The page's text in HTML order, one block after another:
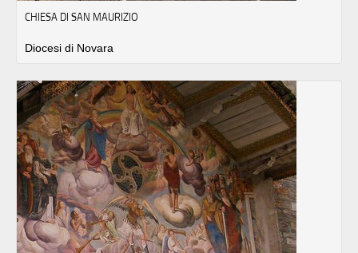
CHIESA DI SAN MAURIZIO
Diocesi di Novara